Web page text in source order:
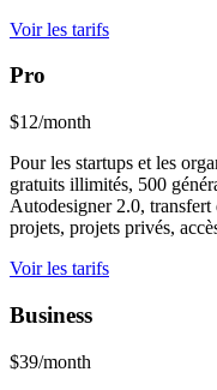
Voir les tarifs
Pro
$12/month
Pour les startups et les
gratuits illimités, 500
Autodesigner 2.0,
projets, projets privés,
Voir les tarifs
Business
$39/month